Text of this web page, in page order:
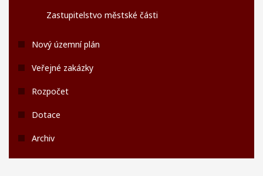
Zastupitelstvo městské části
Nový územní plán
Veřejné zakázky
Rozpočet
Dotace
Archiv